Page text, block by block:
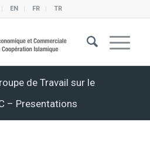
EN FR TR
de Travail sur le
– Presentations